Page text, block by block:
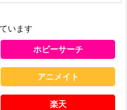
います
ホビーサーチ
アニメイト
楽天